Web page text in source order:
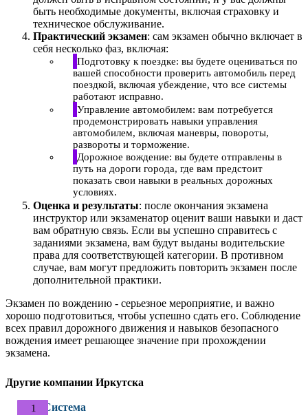
быть необходимые документы, включая страховку и
техническое обслуживание.
Практический экзамен: сам экзамен обычно включает в
себя несколько фаз, включая:
Подготовку к поездке: вы будете оцениваться по
вашей способности проверить автомобиль перед
поездкой, включая убеждение, что все системы
работают исправно.
Управление автомобилем: вам потребуется
продемонстрировать навыки управления
автомобилем, включая маневры, повороты,
развороты и торможение.
Дорожное вождение: вы будете отправлены в
путь на дороги города, где вам предстоит
показать свои навыки в реальных дорожных
условиях.
Оценка и результаты: после окончания экзамена
инструктор или экзаменатор оценит ваши навыки и даст
вам обратную связь. Если вы успешно справитесь с
заданиями экзамена, вам будут выданы водительские
права для соответствующей категории. В противном
случае, вам могут предложить повторить экзамен после
дополнительной практики.
Экзамен по вождению - серьезное мероприятие, и важно
хорошо подготовиться, чтобы успешно сдать его. Соблюдение
всех правил дорожного движения и навыков безопасного
вождения имеет решающее значение при прохождении
экзамена.
Другие компании Иркутска
Система